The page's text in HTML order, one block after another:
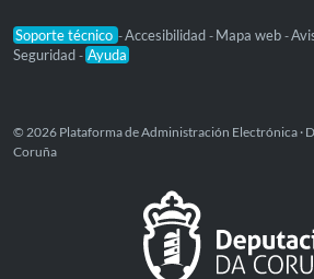
Soporte técnico -Accesibilidad - Mapa web -
Seguridad - Ayuda
© 2026 Plataforma de Administración Electrónica ·
Coruña